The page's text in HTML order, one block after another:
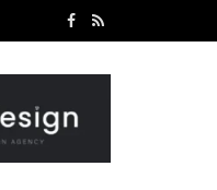
Facebook
RSS